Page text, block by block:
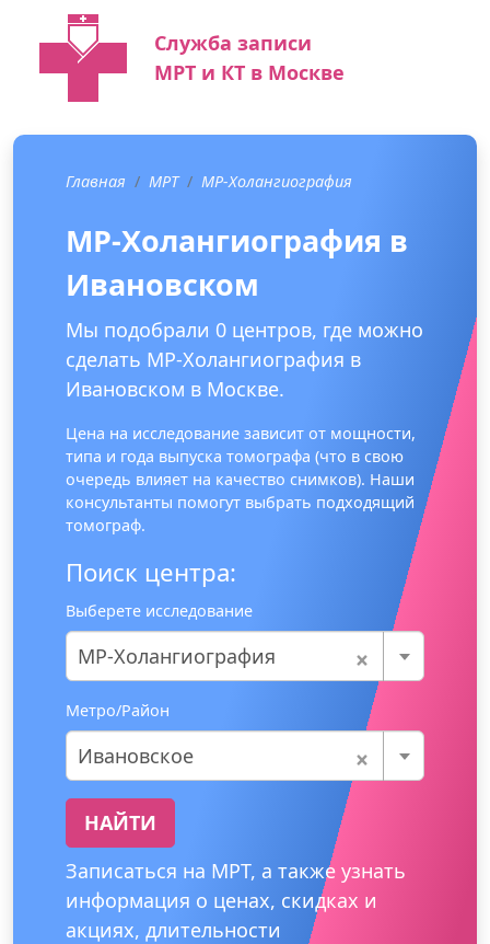
Служба записи
МРТ и КТ в Москве
Главная МРТ МР-Холангиография
МР-Холангиография в
Ивановском
Мы подобрали 0 центров, где можно
сделать МР-Холангиография в
Ивановском в Москве.
Цена на исследование зависит от мощности,
типа и года выпуска томографа (что в свою
очередь влияет на качество снимков). Наши
консультанты помогут выбрать подходящий
томограф.
Поиск центра:
Выберете исследование
×
МР-Холангиография
Метро/Район
×
Ивановское
НАЙТИ
Записаться на МРТ, а также узнать
информация о ценах, скидках и
акциях, длительности